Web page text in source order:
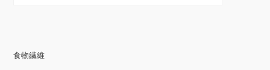
食物繊維